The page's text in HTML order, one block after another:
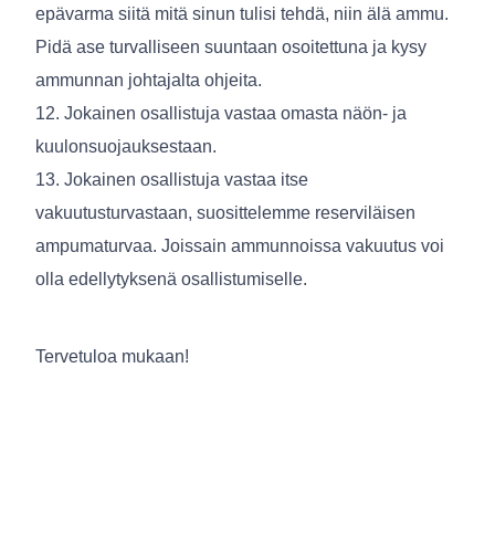
epävarma siitä mitä sinun tulisi tehdä, niin älä ammu.
Pidä ase turvalliseen suuntaan osoitettuna ja kysy
ammunnan johtajalta ohjeita.
12. Jokainen osallistuja vastaa omasta näön- ja
kuulonsuojauksestaan.
13. Jokainen osallistuja vastaa itse
vakuutusturvastaan, suosittelemme reserviläisen
ampumaturvaa. Joissain ammunnoissa vakuutus voi
olla edellytyksenä osallistumiselle.
Tervetuloa mukaan!